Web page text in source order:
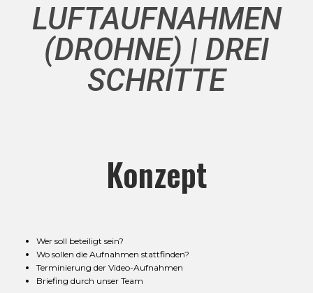
LUFTAUFNAHMEN
(DROHNE) | DREI
SCHRITTE
Konzept
Wer soll beteiligt sein?
Wo sollen die Aufnahmen stattfinden?
Terminierung der Video-Aufnahmen
Briefing durch unser Team